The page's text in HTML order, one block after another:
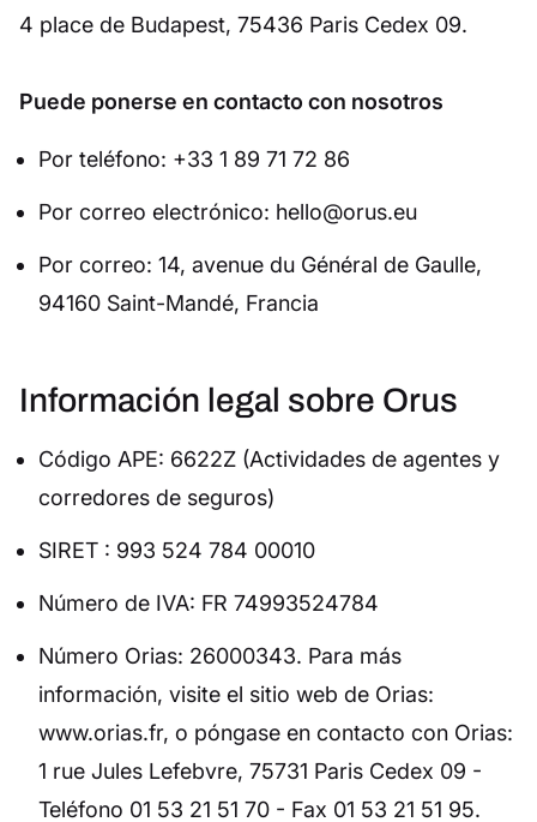
4 place de Budapest, 75436 Paris Cedex 09.
Puede ponerse en contacto con nosotros
Por teléfono: +33 1 89 71 72 86
Por correo electrónico: hello@orus.eu
Por correo: 14, avenue du Général de Gaulle,
94160 Saint-Mandé, Francia
Información legal sobre Orus
Código APE: 6622Z (Actividades de agentes y
corredores de seguros)
SIRET : 993 524 784 00010
Número de IVA: FR 74993524784
Número Orias: 26000343. Para más
información, visite el sitio web de Orias:
www.orias.fr, o póngase en contacto con Orias:
1 rue Jules Lefebvre, 75731 Paris Cedex 09 -
Teléfono 01 53 21 51 70 - Fax 01 53 21 51 95.